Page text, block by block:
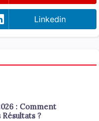
Linkedin
: Comment
?